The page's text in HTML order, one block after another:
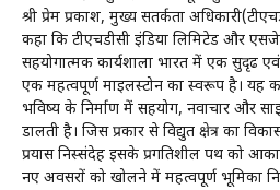
श्री प्रेम प्रकाश, मुख्‍य सतर्कता
कहा कि टीएचडीसी इंडिया लिमिटेड और
सहयोगात्मक कार्यशाला भारत में एक सुदृढ एवं
एक महत्वपूर्ण माइलस्‍टोन का स्‍वरूप है। यह
भविष्य के निर्माण में सहयोग, नवाचार और
डालती है। जिस प्रकार से विद्युत क्षेत्र का
प्रयास निस्संदेह इसके प्रगतिशील पथ को
नए अवसरों को खोलने में महत्वपूर्ण भूमिका